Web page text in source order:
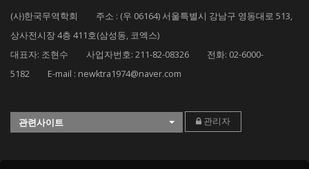
(사)한국무역학회 주소 : (우 06164) 서울특별시 강남구 영동대로 513,
상사전시장 4층 411호(삼성동, 코엑스)
대표자: 조현수 사업자번호: 211-82-08326 전화: 02-6000-
5182 E-mail : newktra1974@naver.com
관련사이트 관리자